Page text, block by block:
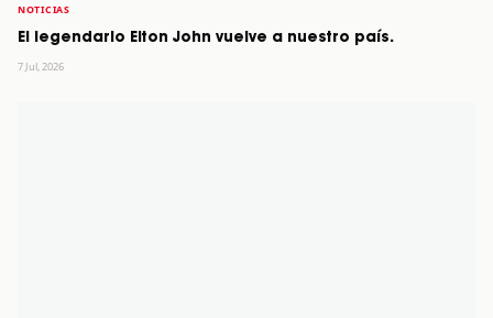
NOTICIAS
El legendario Elton John vuelve a nuestro país.
7 Jul, 2026